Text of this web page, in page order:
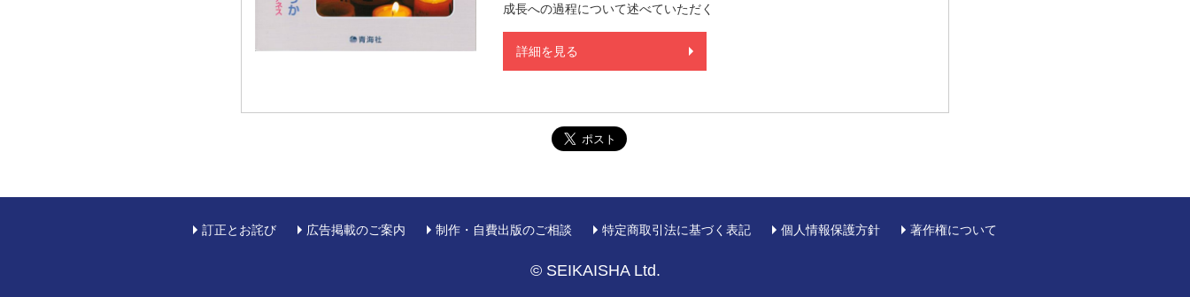
成長への過程について述べていただく
詳細を見る
訂正とお詫び 広告掲載のご案内 制作・自費出版のご相談 特定商取引法に基づく表記 個人情報保護方針 著作権について
© SEIKAISHA Ltd.